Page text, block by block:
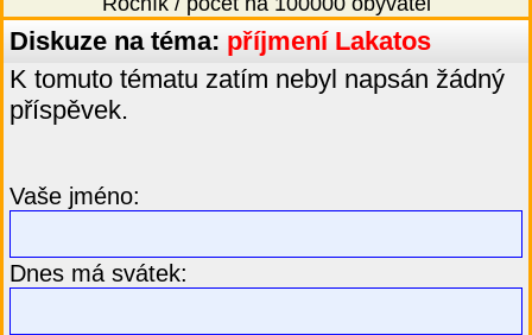
Diskuze na téma: příjmení Lakatos
K tomuto tématu zatím nebyl napsán žádný
příspěvek.
Vaše jméno:
Dnes má svátek: